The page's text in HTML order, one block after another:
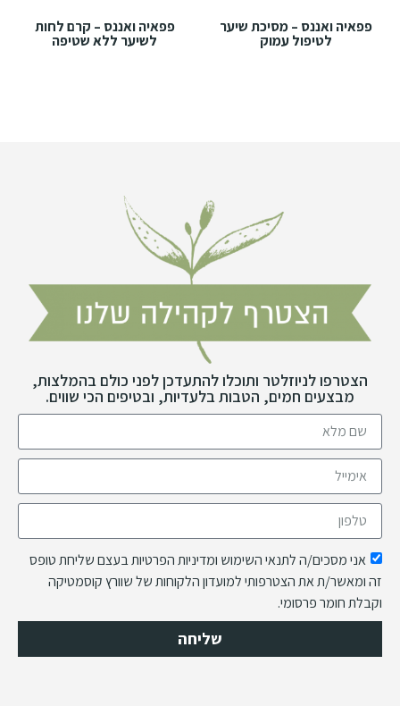
פפאיה ואננס – מסיכת שיער
לטיפול עמוק
פפאיה ואננס – קרם לחות
לשיער ללא שטיפה
הצטרפו לניוזלטר ותוכלו להתעדכן לפני כולם בהמלצות,
מבצעים חמים, הטבות בלעדיות, ובטיפים הכי שווים.
אני מסכים/ה לתנאי השימוש ומדיניות הפרטיות בעצם שליחת טופס
זה ומאשר/ת את הצטרפותי למועדון הלקוחות של שוורץ קוסמטיקה
וקבלת חומר פרסומי.
שליחה